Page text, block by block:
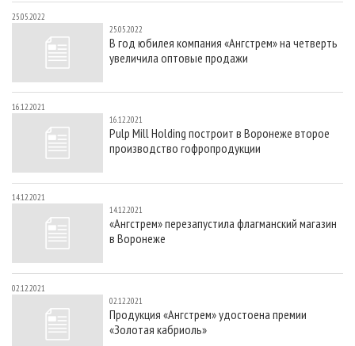
25.05.2022
25.05.2022
В год юбилея компания «Ангстрем» на четверть
увеличила оптовые продажи
16.12.2021
16.12.2021
Pulp Mill Holding построит в Воронеже второе
производство гофропродукции
14.12.2021
14.12.2021
«Ангстрем» перезапустила флагманский магазин
в Воронеже
02.12.2021
02.12.2021
Продукция «Ангстрем» удостоена премии
«Золотая кабриоль»